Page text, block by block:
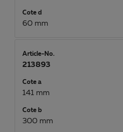
Cote d
60 mm
Article-No.
213893
Cote a
141 mm
Cote b
300 mm